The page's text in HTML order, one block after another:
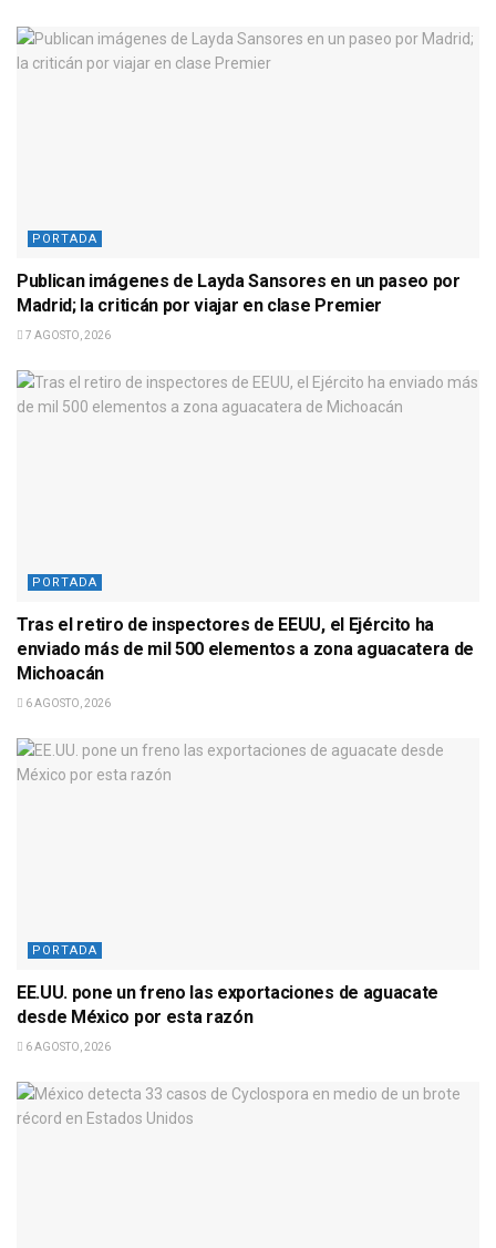
PORTADA
Publican imágenes de Layda Sansores en un paseo por
Madrid; la criticán por viajar en clase Premier
7 AGOSTO, 2026
PORTADA
Tras el retiro de inspectores de EEUU, el Ejército ha
enviado más de mil 500 elementos a zona aguacatera de
Michoacán
6 AGOSTO, 2026
PORTADA
EE.UU. pone un freno las exportaciones de aguacate
desde México por esta razón
6 AGOSTO, 2026